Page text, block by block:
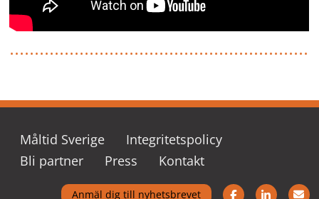
Måltid Sverige
Integritetspolicy
Bli partner
Press Kontakt
Anmäl dig till nyhetsbrevet Följ oss på
Följ